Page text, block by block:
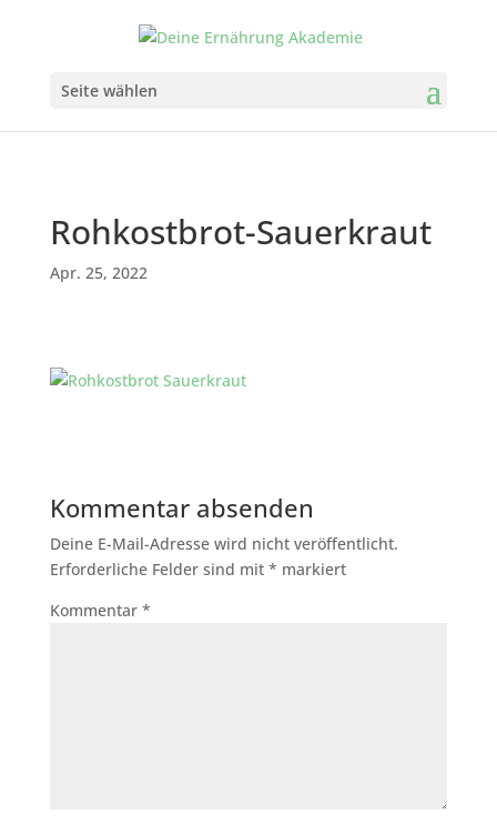
Seite wählen
Rohkostbrot-Sauerkraut
Apr. 25, 2022
Kommentar absenden
Deine E-Mail-Adresse wird nicht veröffentlicht.
Erforderliche Felder sind mit * markiert
Kommentar *